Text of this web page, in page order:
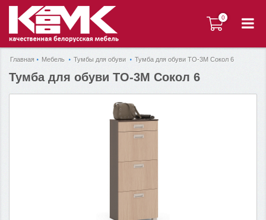
0
0
Главная Мебель Тумбы для обуви Тумба для обуви ТО-3М Сокол 6
Тумба для обуви ТО-3М Сокол 6